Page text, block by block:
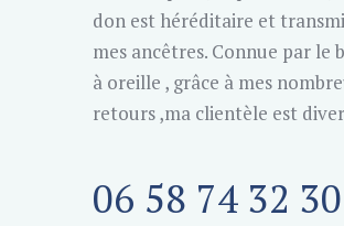
don est héréditaire et
mes ancêtres. Connue par le
à oreille , grâce à mes
retours ,ma clientèle est
06 58 74 32 30